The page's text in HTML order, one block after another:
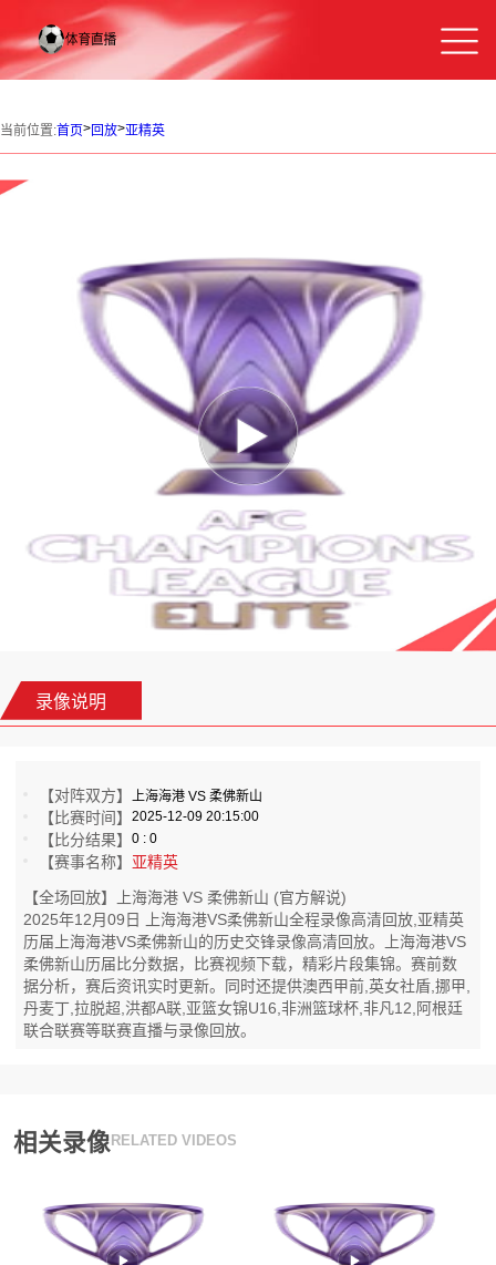
当前位置:首页>回放>亚精英
录像说明
【对阵双方】 上海海港 VS 柔佛新山
【比赛时间】2025-12-09 20:15:00
【比分结果】0 : 0
【赛事名称】 亚精英
【全场回放】上海海港 VS 柔佛新山 (官方解说)
2025年12月09日 上海海港VS柔佛新山全程录像高清回放,亚精英
历届上海海港VS柔佛新山的历史交锋录像高清回放。上海海港VS
柔佛新山历届比分数据，比赛视频下载，精彩片段集锦。赛前数
据分析，赛后资讯实时更新。同时还提供澳西甲前,英女社盾,挪甲,
丹麦丁,拉脱超,洪都A联,亚篮女锦U16,非洲篮球杯,非凡12,阿根廷
联合联赛等联赛直播与录像回放。
相关录像 RELATED VIDEOS